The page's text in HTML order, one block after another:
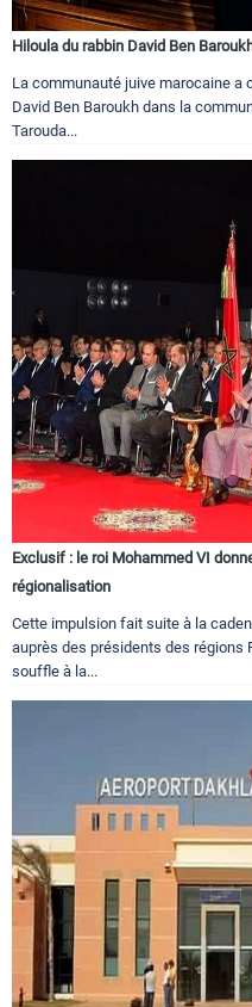
Hiloula du rabbin David Ben
La communauté juive marocaine a
David Ben Baroukh dans la
Tarouda...
Exclusif : le roi Mohammed VI
régionalisation
Cette impulsion fait suite à la
auprès des présidents des régions
souffle à la...